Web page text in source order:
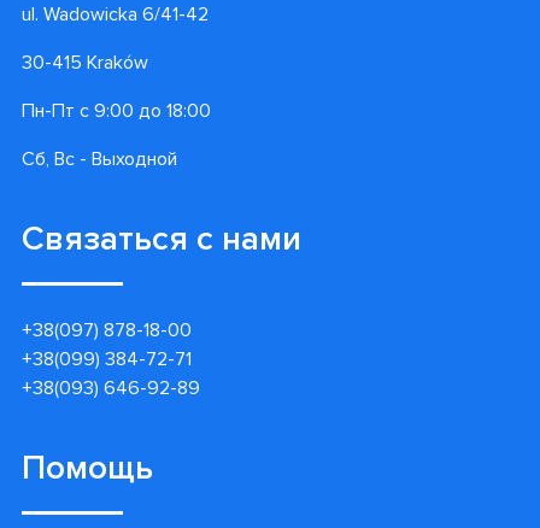
ul. Wadowicka 6/41-42
30-415 Kraków
Пн-Пт с 9:00 до 18:00
Сб, Вс - Выходной
Связаться с нами
+38(097) 878-18-00
+38(099) 384-72-71
+38(093) 646-92-89
Помощь